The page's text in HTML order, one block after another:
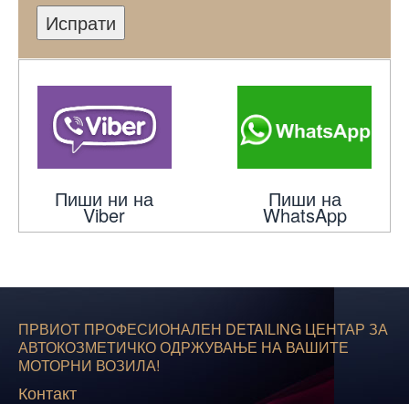
Испрати
Пиши ни на
Viber
Пиши на
WhatsApp
ПРВИОТ ПРОФЕСИОНАЛЕН DETAILING ЦЕНТАР ЗА
АВТОКОЗМЕТИЧКО ОДРЖУВАЊЕ НА ВАШИТЕ
МОТОРНИ ВОЗИЛА!
Контакт